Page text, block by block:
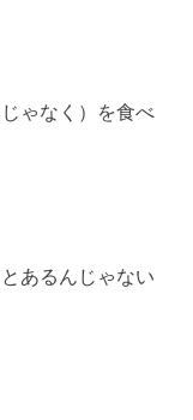
ゃなく）を食べ
あるんじゃない